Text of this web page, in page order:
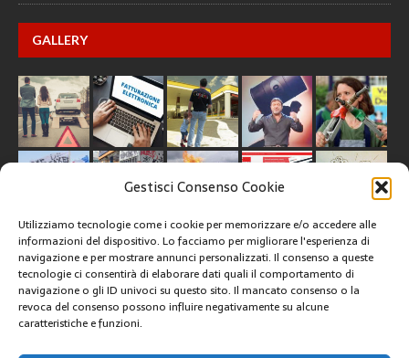
Gestisci Consenso Cookie
Utilizziamo tecnologie come i cookie per memorizzare e/o accedere alle
informazioni del dispositivo. Lo facciamo per migliorare l'esperienza di
navigazione e per mostrare annunci personalizzati. Il consenso a queste
tecnologie ci consentirà di elaborare dati quali il comportamento di
navigazione o gli ID univoci su questo sito. Il mancato consenso o la
revoca del consenso possono influire negativamente su alcune
caratteristiche e funzioni.
GALLERY
CREATIVE COMMONS
Questa opera è concessa in licenza con i termini